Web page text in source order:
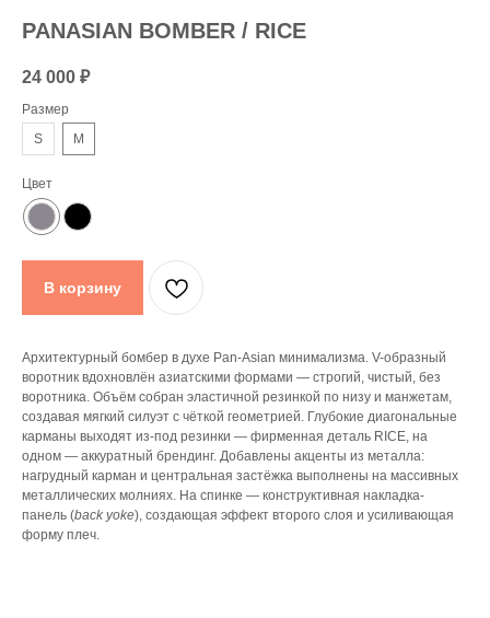
PANASIAN BOMBER / RICE
24 000 ₽
Размер
S
M
Цвет
В корзину
Архитектурный бомбер в духе Pan-Asian минимализма. V-образный
воротник вдохновлён азиатскими формами — строгий, чистый, без
воротника. Объём собран эластичной резинкой по низу и манжетам,
создавая мягкий силуэт с чёткой геометрией. Глубокие диагональные
карманы выходят из-под резинки — фирменная деталь RICE, на
одном — аккуратный брендинг. Добавлены акценты из металла:
нагрудный карман и центральная застёжка выполнены на массивных
металлических молниях. На спинке — конструктивная накладка-
панель (back yoke), создающая эффект второго слоя и усиливающая
форму плеч.